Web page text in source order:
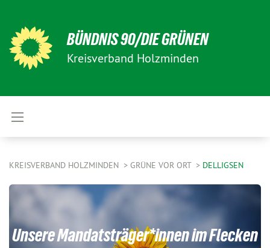
BÜNDNIS 90/DIE GRÜNEN
Kreisverband Holzminden
KREISVERBAND HOLZMINDEN GRÜNE VOR ORT DELLIGSEN
Unsere Mandatsträger*innen im Flecken